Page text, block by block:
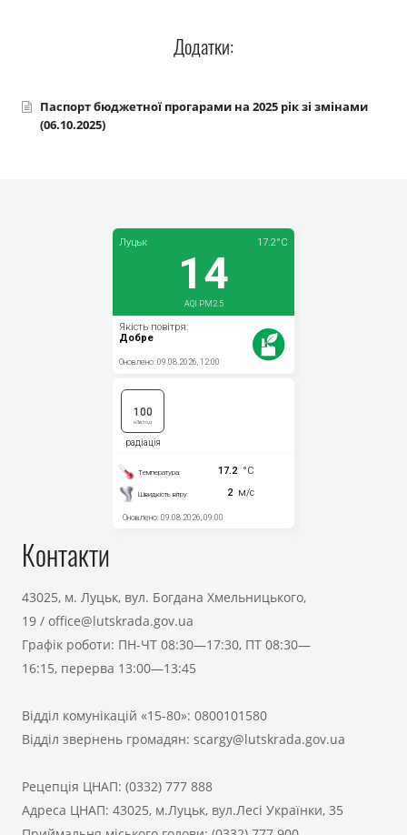
Прозорість влади
Додатки:
Паспорт бюджетної прогарами на 2025 рік зі змінами
(06.10.2025)
Контакти
43025, м. Луцьк, вул. Богдана Хмельницького,
19 / office@lutskrada.gov.ua
Графік роботи: ПН-ЧТ 08:30—17:30, ПТ 08:30—
16:15, перерва 13:00—13:45
Відділ комунікацій «15-80»: 0800101580
Відділ звернень громадян: scargy@lutskrada.gov.ua
Рецепція ЦНАП: (0332) 777 888
Адреса ЦНАП: 43025, м.Луцьк, вул.Лесі Українки, 35